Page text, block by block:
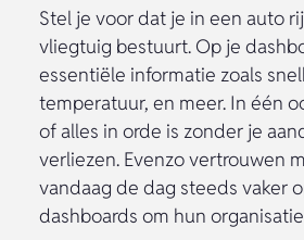
Stel je voor dat je in een auto
vliegtuig bestuurt. Op je
essentiële informatie zoals
temperatuur, en meer. In één
of alles in orde is zonder je
verliezen. Evenzo vertrouwen
vandaag de dag steeds vaker
dashboards om hun